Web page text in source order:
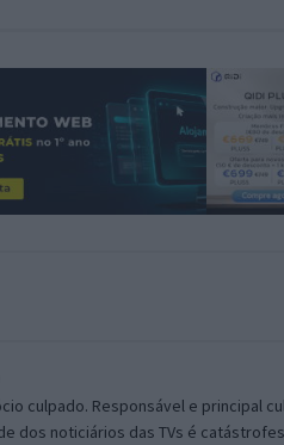
culpado. Responsável e principal
dos noticiários das TVs é